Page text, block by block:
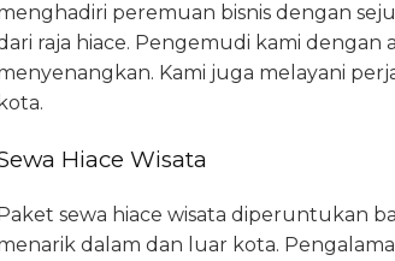
peremuan bisnis dengan
raja hiace. Pengemudi kami
Kami juga melayani
kota.
Hiace Wisata
sewa hiace wisata diperuntukan
dalam dan luar kota.